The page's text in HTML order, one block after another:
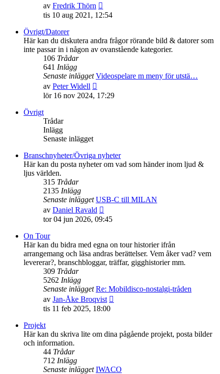
av Fredrik Thörn
till
inlägget
tis 10 aug 2021, 12:54
Övrigt/Datorer
Här kan du diskutera andra frågor rörande bild & datorer som
inte passar in i någon av ovanstående kategorier.
106 Trådar
641 Inlägg
Senaste inlägget Videospelare m meny för utstä…
av Peter Widell
till
lör 16 nov 2024, 17:29
Övrigt
Trådar
Inlägg
Senaste inlägget
Branschnyheter/Övriga nyheter
Här kan du posta nyheter om vad som händer inom ljud &
ljus världen.
315 Trådar
2135 Inlägg
Senaste inlägget USB-C till MILAN
av Daniel Ravald
till
inlägget
tor 04 jun 2026, 09:45
On Tour
Här kan du bidra med egna on tour historier ifrån
arrangemang och läsa andras berättelser. Vem åker vad? vem
levererar?, branschbloggar, träffar, gigghistorier mm.
309 Trådar
5262 Inlägg
Senaste inlägget Re: Mobildisco-nostalgi-tråden
av Jan-Åke Broqvist
inlägget
tis 11 feb 2025, 18:00
Projekt
Här kan du skriva lite om dina pågående projekt, posta bilder
och information.
44 Trådar
712 Inlägg
Senaste inlägget IWACO